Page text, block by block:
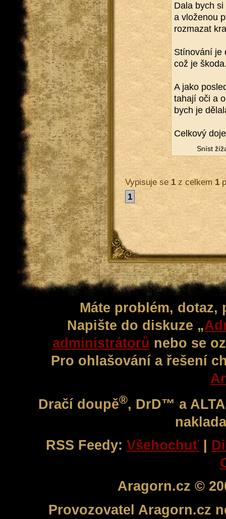
Dala bych
a vlo­že­nou
roz­ma­zat
Stí­no­vá­ní je
což je
A jako
ta­ha­jí oči a
bych je
Cel­ko­vý
Sníst
Vypisuje se1z celkem1
1
Máte problém,
Napište do diskuze „
administrátorů nebo se
Pro ohlašování a řešení
Dračí doupě®, DrD™ a
RSS Feedy: Všehochuť |
Aragorn.cz ©
Provozovatel Aragorn.cz